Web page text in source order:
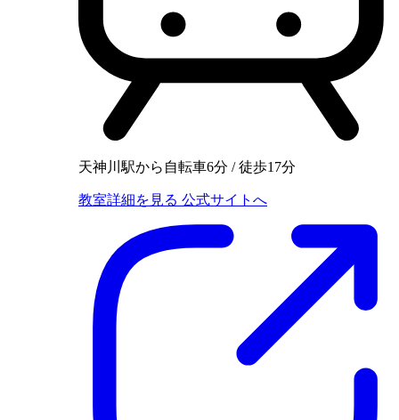
天神川駅から自転車6分 / 徒歩17分
教室詳細を見る 公式サイトへ